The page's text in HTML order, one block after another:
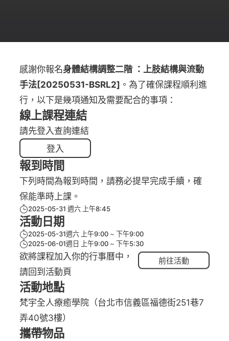
感謝你報名身體結構調整二階 ：上肢結構與流動
手法[20250531-BSRL2] 。為了確保課程順利進
行，以下是幾項通知及需要配合的事項：
線上課程連結
請先登入查詢連結
登入
報到時間
下列時間為報到時間，請務必提早完成手續，確
保能準時上課。
2025-05-31 週六 上午8:45
活動日期
2025-05-31週六 上午9:00
下午9:00
2025-06-01週日 上午9:00
下午5:30
欲將課程加入你的行事曆中，
請回到活動頁
前往活動
活動地點
梵宇全人療癒學院（台北市信義區福德街251巷7
弄40號3樓）
攜帶物品